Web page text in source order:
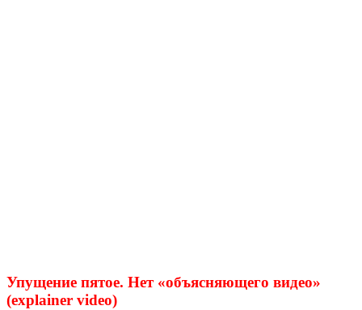
Упущение пятое. Нет «объясняющего видео»
(explainer video)